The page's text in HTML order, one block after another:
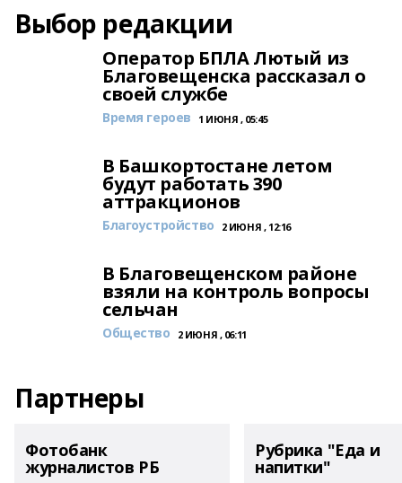
Выбор редакции
Оператор БПЛА Лютый из
Благовещенска рассказал о
своей службе
Время героев 1 ИЮНЯ , 05:45
В Башкортостане летом
будут работать 390
аттракционов
Благоустройство 2 ИЮНЯ , 12:16
В Благовещенском районе
взяли на контроль вопросы
сельчан
Общество 2 ИЮНЯ , 06:11
Партнеры
Фотобанк
журналистов РБ
Рубрика "Еда и
напитки"